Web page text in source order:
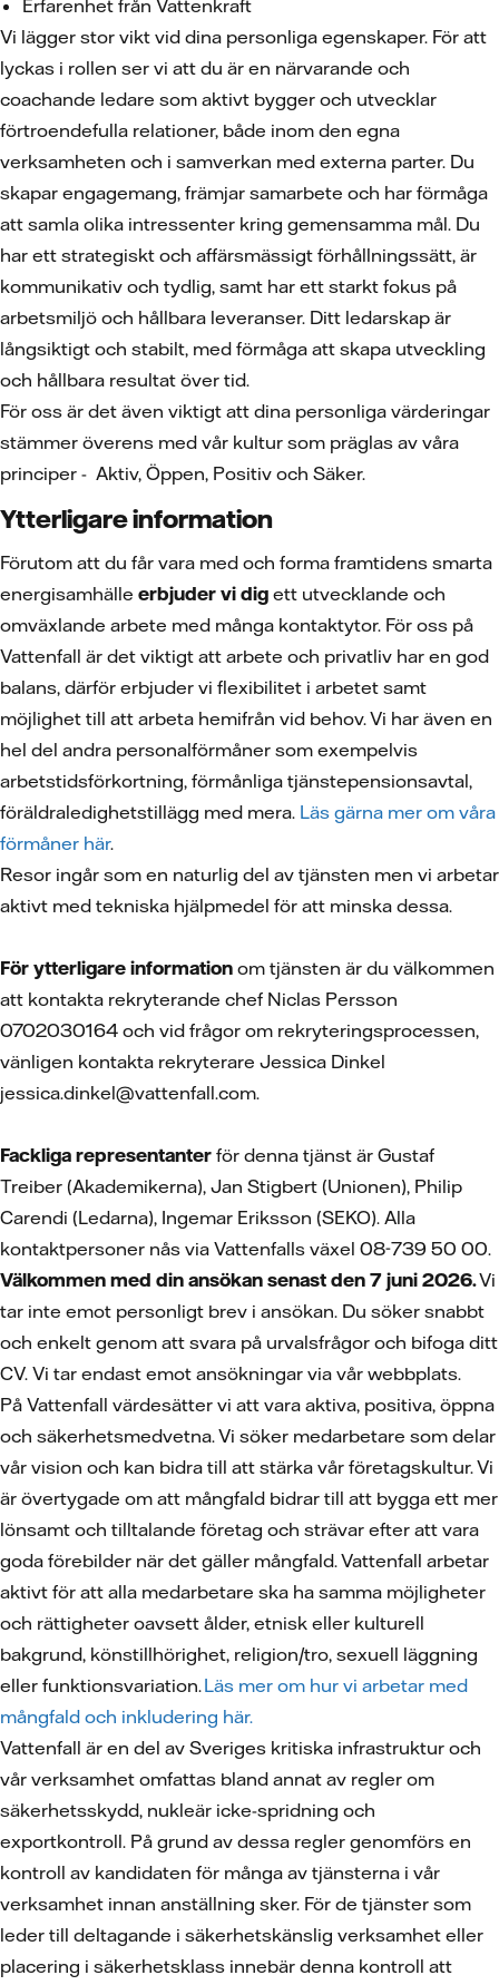
Erfarenhet från Vattenkraft
Vi lägger stor vikt vid dina personliga egenskaper. För att
lyckas i rollen ser vi att du är en närvarande och
coachande ledare som aktivt bygger och utvecklar
förtroendefulla relationer, både inom den egna
verksamheten och i samverkan med externa parter. Du
skapar engagemang, främjar samarbete och har förmåga
att samla olika intressenter kring gemensamma mål. Du
har ett strategiskt och affärsmässigt förhållningssätt, är
kommunikativ och tydlig, samt har ett starkt fokus på
arbetsmiljö och hållbara leveranser. Ditt ledarskap är
långsiktigt och stabilt, med förmåga att skapa utveckling
och hållbara resultat över tid.
För oss är det även viktigt att dina personliga värderingar
stämmer överens med vår kultur som präglas av våra
principer - Aktiv, Öppen, Positiv och Säker.
Ytterligare information
Förutom att du får vara med och forma framtidens smarta
energisamhälle erbjuder vi dig ett utvecklande och
omväxlande arbete med många kontaktytor. För oss på
Vattenfall är det viktigt att arbete och privatliv har en god
balans, därför erbjuder vi flexibilitet i arbetet samt
möjlighet till att arbeta hemifrån vid behov. Vi har även en
hel del andra personalförmåner som exempelvis
arbetstidsförkortning, förmånliga tjänstepensionsavtal,
föräldraledighetstillägg med mera. Läs gärna mer om våra
förmåner här.
Resor ingår som en naturlig del av tjänsten men vi arbetar
aktivt med tekniska hjälpmedel för att minska dessa.
För ytterligare information om tjänsten är du välkommen
att kontakta rekryterande chef Niclas Persson
0702030164 och vid frågor om rekryteringsprocessen,
vänligen kontakta rekryterare Jessica Dinkel
jessica.dinkel@vattenfall.com.
Fackliga representanter för denna tjänst är Gustaf
Treiber (Akademikerna), Jan Stigbert (Unionen), Philip
Carendi (Ledarna), Ingemar Eriksson (SEKO). Alla
kontaktpersoner nås via Vattenfalls växel 08-739 50 00.
Välkommen med din ansökan senast den 7 juni 2026.Vi
tar inte emot personligt brev i ansökan. Du söker snabbt
och enkelt genom att svara på urvalsfrågor och bifoga ditt
CV. Vi tar endast emot ansökningar via vår webbplats.
På Vattenfall värdesätter vi att vara aktiva, positiva, öppna
och säkerhetsmedvetna. Vi söker medarbetare som delar
vår vision och kan bidra till att stärka vår företagskultur. Vi
är övertygade om att mångfald bidrar till att bygga ett mer
lönsamt och tilltalande företag och strävar efter att vara
goda förebilder när det gäller mångfald. Vattenfall arbetar
aktivt för att alla medarbetare ska ha samma möjligheter
och rättigheter oavsett ålder, etnisk eller kulturell
bakgrund, könstillhörighet, religion/tro, sexuell läggning
eller funktionsvariation.Läs mer om hur vi arbetar med
mångfald och inkludering här.
Vattenfall är en del av Sveriges kritiska infrastruktur och
vår verksamhet omfattas bland annat av regler om
säkerhetsskydd, nukleär icke-spridning och
exportkontroll. På grund av dessa regler genomförs en
kontroll av kandidaten för många av tjänsterna i vår
verksamhet innan anställning sker. För de tjänster som
leder till deltagande i säkerhetskänslig verksamhet eller
placering i säkerhetsklass innebär denna kontroll att